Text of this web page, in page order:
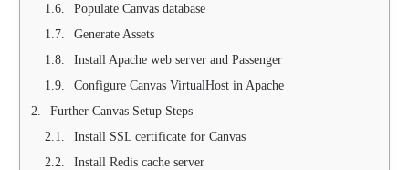
Populate Canvas database
Generate Assets
Install Apache web server and Passenger
Configure Canvas VirtualHost in Apache
Further Canvas Setup Steps
Install SSL certificate for Canvas
Install Redis cache server